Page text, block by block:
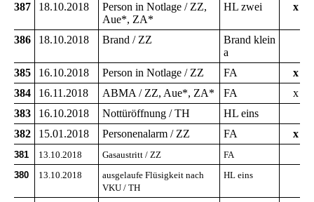
387 18.10.2018
Person in Notlage / ZZ,
Aue*, ZA*
HL zwei x
386 18.10.2018 Brand / ZZ
Brand klein
a
385
16.10.2018 Person in Notlage / ZZ FA
x
384
16.11.2018 ABMA / ZZ, Aue*, ZA* FA
x
383
16.10.2018 Nottüröffnung / TH
HL eins
382
15.01.2018 Personenalarm / ZZ FA x
381 13.10.2018 Gasaustritt / ZZ
FA
380
13.10.2018
ausgelaufe Flüsigkeit nach
VKU / TH
HL eins